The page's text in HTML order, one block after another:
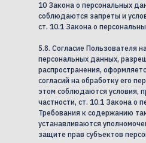
10 Закона о персональных
соблюдаются запреты и
ст. 10.1 Закона о
5.8. Согласие Пользователя
персональных данных,
распространения,
согласий на обработку его
этом соблюдаются условия,
частности, ст. 10.1 Закона о
Требования к содержанию
устанавливаются
защите прав субъектов